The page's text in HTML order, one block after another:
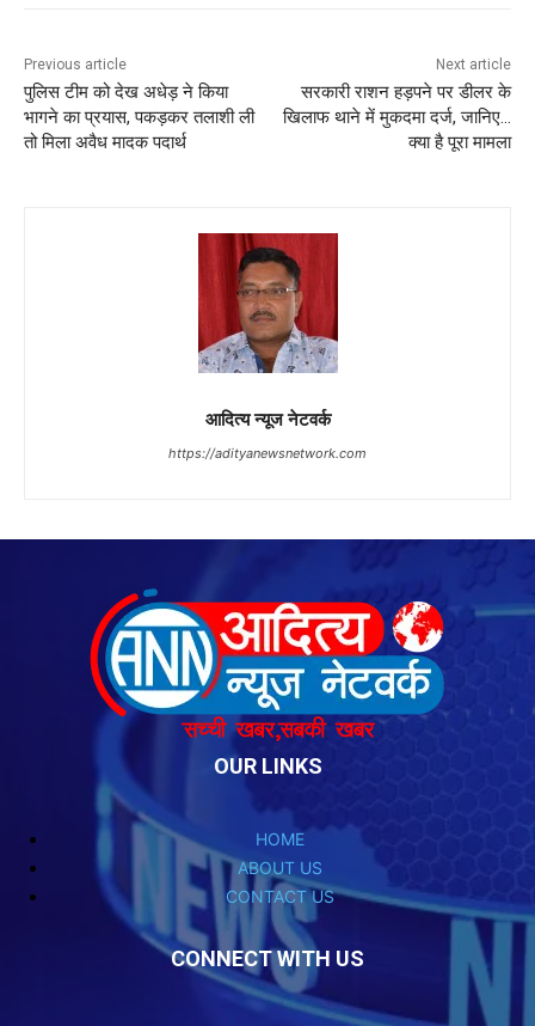
OUR LINKS
HOME
ABOUT US
CONTACT US
CONNECT WITH US